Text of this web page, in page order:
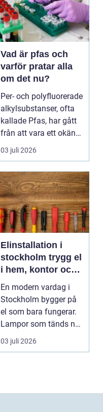
Vad är pfas och
varför pratar alla
om det nu?
Per- och polyfluorerade
alkylsubstanser, ofta
kallade Pfas, har gått
från att vara ett okänt
kemiskt...
03 juli 2026
Elinstallation i
stockholm trygg el
i hem, kontor och
industri
En modern vardag i
Stockholm bygger på
el som bara fungerar.
Lampor som tänds när
de ska, trygg strö...
03 juli 2026